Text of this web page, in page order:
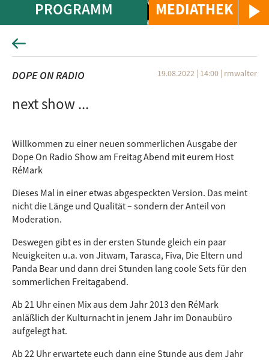
MEDIATHEK
PROGRAMM
DOPE ON RADIO 19.08.2022 | 14:00 | rmwalter
next show ...
Willkommen zu einer neuen sommerlichen Ausgabe der
Dope On Radio Show am Freitag Abend mit eurem Host
RéMark
Dieses Mal in einer etwas abgespeckten Version. Das meint
nicht die Länge und Qualität – sondern der Anteil von
Moderation.
Deswegen gibt es in der ersten Stunde gleich ein paar
Neuigkeiten u.a. von Jitwam, Tarasca, Fiva, Die Eltern und
Panda Bear und dann drei Stunden lang coole Sets für den
sommerlichen Freitagabend.
Ab 21 Uhr einen Mix aus dem Jahr 2013 den RéMark
anläßlich der Kulturnacht in jenem Jahr im Donaubüro
aufgelegt hat.
Ab 22 Uhr erwartete euch dann eine Stunde aus dem Jahr